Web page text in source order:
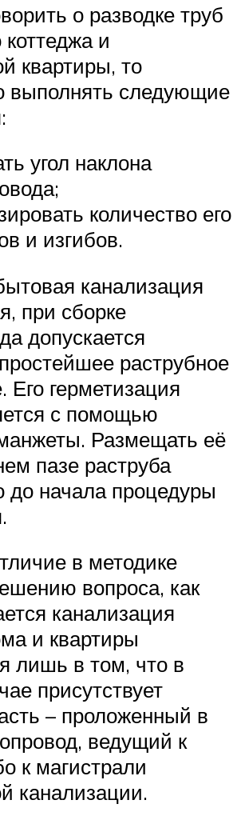
о разводке труб
коттеджа и
квартиры, то
выполнять следующие
угол наклона
количество его
и изгибов.
канализация
при сборке
допускается
раструбное
Его герметизация
с помощью
Размещать её
пазе раструба
до начала процедуры
в методике
вопроса, как
канализация
и квартиры
лишь в том, что в
присутствует
– проложенный в
ведущий к
к магистрали
канализации.